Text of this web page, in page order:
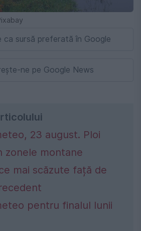
ca sursă preferată în Google
ne pe Google News
23 august. Ploi
zonele montane
mai scăzute față de
pentru finalul lunii